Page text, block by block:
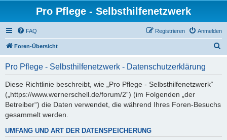
Pro Pflege - Selbsthilfenetzwerk
FAQ Anmelden
Registrieren
Foren-Übersicht
Pro Pflege - Selbsthilfenetzwerk - Datenschutzerklärung
Diese Richtlinie beschreibt, wie „Pro Pflege - Selbsthilfenetzwerk“
(„https://www.wernerschell.de/forum/2“) (im Folgenden „der
Betreiber“) die Daten verwendet, die während Ihres Foren-Besuchs
gesammelt werden.
UMFANG UND ART DER DATENSPEICHERUNG